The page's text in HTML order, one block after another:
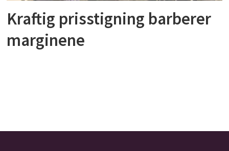
Kraftig prisstigning barberer
marginene